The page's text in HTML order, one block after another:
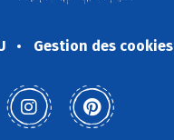
Gestion des cookies